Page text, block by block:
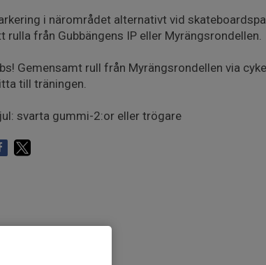
i närområdet alternativt vid
rulla från Gubbängens IP eller Myrängsrondellen.
Gemensamt rull från Myrängsrondellen via
till träningen.
svarta gummi-2:or eller trögare